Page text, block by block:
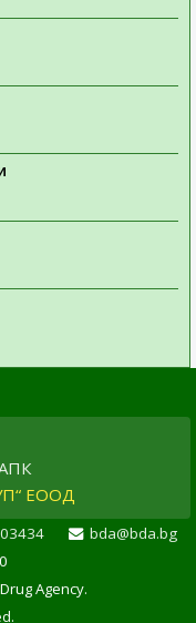
ЕООД
bda@bda.bg
Agency.